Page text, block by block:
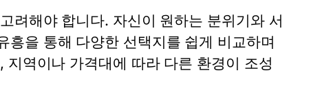
려해야 합니다. 자신이 원하는 분위기와 서
흥을 통해 다양한 선택지를 쉽게 비교하며
역이나 가격대에 따라 다른 환경이 조성